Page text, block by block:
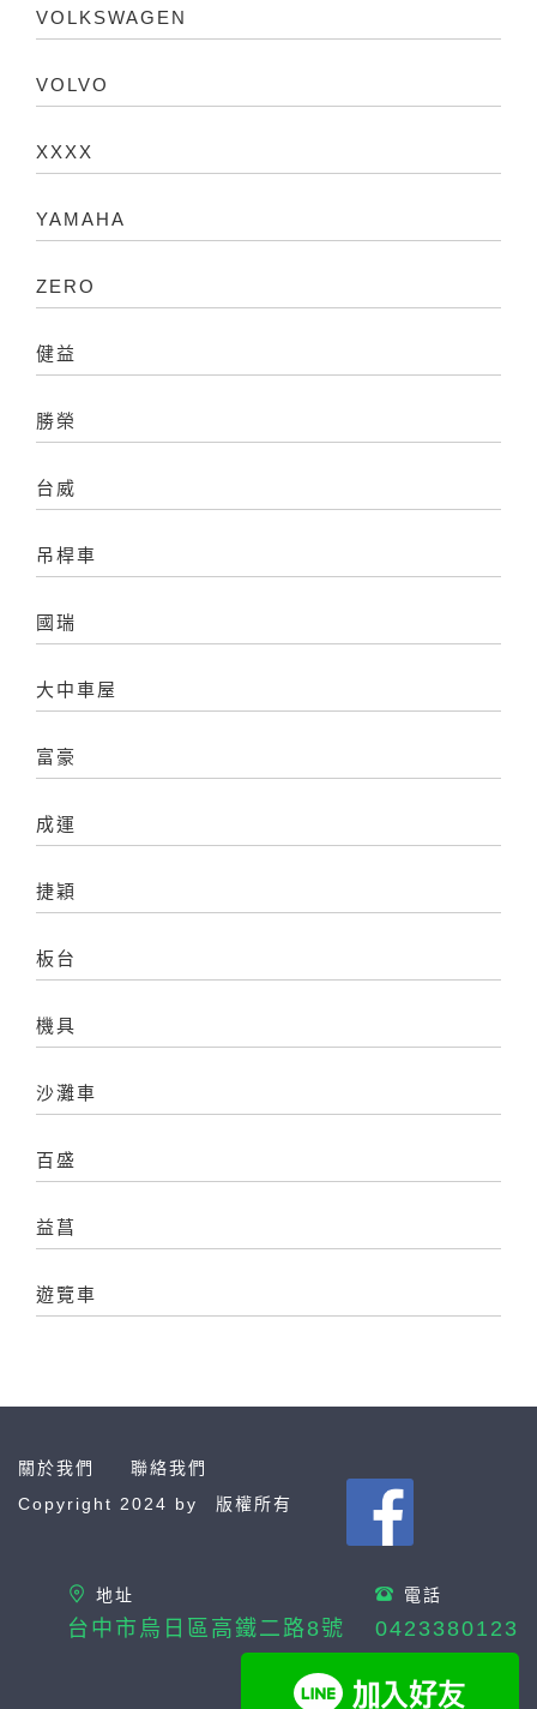
VOLKSWAGEN
VOLVO
XXXX
YAMAHA
ZERO
健益
勝榮
台威
吊桿車
國瑞
大中車屋
富豪
成運
捷穎
板台
機具
沙灘車
百盛
益菖
遊覽車
關於我們
聯絡我們
Copyright 2024 by
版權所有
地址
台中市烏日區高鐵二路8號
電話
0423380123